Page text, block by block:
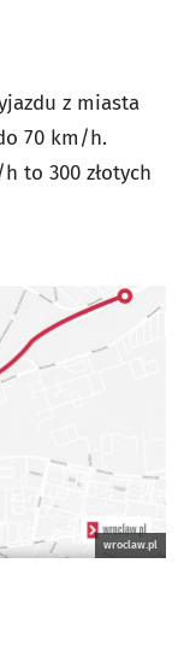
z miasta
70 km/h.
to 300 złotych
wroclaw.pl